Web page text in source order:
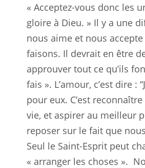
« Acceptez-vous donc les
gloire à Dieu. » Il y a une
nous aime et nous
faisons. Il devrait en être
approuver tout ce qu’ils
fais ». L’amour, c’est dire :
pour eux. C’est
vie, et aspirer au meilleur
reposer sur le fait que
Seul le Saint-Esprit peut
« arranger les choses ».